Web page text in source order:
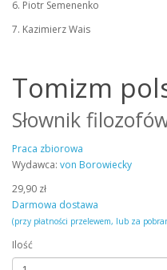
6. Piotr Semenenko
7. Kazimierz Wais
Tomizm
Słownik
Praca zbiorowa
Wydawca: von Borowiecky
29,90 zł
Darmowa dostawa
(przy płatności przelewem, lub za
Ilość